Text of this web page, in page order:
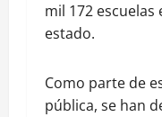
mil 172 escuelas
estado.
Como parte de
pública, se han